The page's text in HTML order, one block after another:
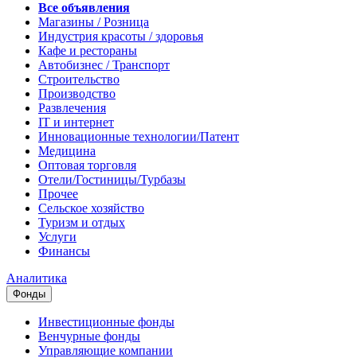
Все объявления
Магазины / Розница
Индустрия красоты / здоровья
Кафе и рестораны
Автобизнес / Транспорт
Строительство
Производство
Развлечения
IT и интернет
Инновационные технологии/Патент
Медицина
Оптовая торговля
Отели/Гостиницы/Турбазы
Прочее
Сельское хозяйство
Туризм и отдых
Услуги
Финансы
Аналитика
Фонды
Инвестиционные фонды
Венчурные фонды
Управляющие компании